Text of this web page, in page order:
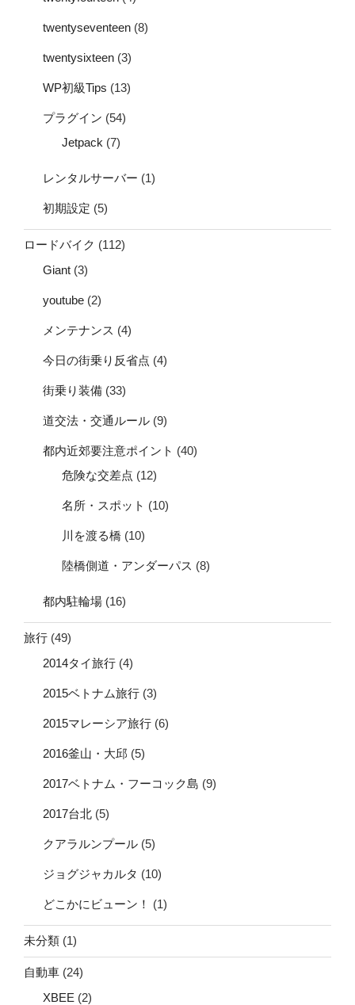
twentyseventeen (8)
twentysixteen (3)
WP初級Tips (13)
プラグイン (54)
Jetpack (7)
レンタルサーバー (1)
初期設定 (5)
ロードバイク (112)
Giant (3)
youtube (2)
メンテナンス (4)
今日の街乗り反省点 (4)
街乗り装備 (33)
道交法・交通ルール (9)
都内近郊要注意ポイント (40)
危険な交差点 (12)
名所・スポット (10)
川を渡る橋 (10)
陸橋側道・アンダーパス (8)
都内駐輪場 (16)
旅行 (49)
2014タイ旅行 (4)
2015ベトナム旅行 (3)
2015マレーシア旅行 (6)
2016釜山・大邱 (5)
2017ベトナム・フーコック島 (9)
2017台北 (5)
クアラルンプール (5)
ジョグジャカルタ (10)
どこかにビューン！ (1)
未分類 (1)
自動車 (24)
XBEE (2)